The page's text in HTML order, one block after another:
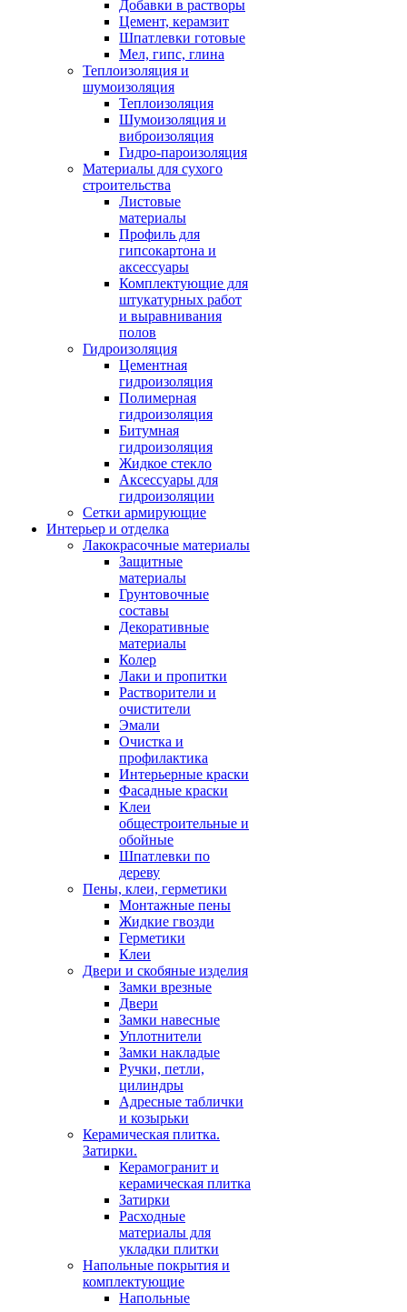
Добавки в растворы
Цемент, керамзит
Шпатлевки готовые
Мел, гипс, глина
Теплоизоляция и
шумоизоляция
Теплоизоляция
Шумоизоляция и
виброизоляция
Гидро-пароизоляция
Материалы для сухого
строительства
Листовые
материалы
Профиль для
гипсокартона и
аксессуары
Комплектующие для
штукатурных работ
и выравнивания
полов
Гидроизоляция
Цементная
гидроизоляция
Полимерная
гидроизоляция
Битумная
гидроизоляция
Жидкое стекло
Аксессуары для
гидроизоляции
Сетки армирующие
Интерьер и отделка
Лакокрасочные материалы
Защитные
материалы
Грунтовочные
составы
Декоративные
материалы
Колер
Лаки и пропитки
Растворители и
очистители
Эмали
Очистка и
профилактика
Интерьерные краски
Фасадные краски
Клеи
общестроительные и
обойные
Шпатлевки по
дереву
Пены, клеи, герметики
Монтажные пены
Жидкие гвозди
Герметики
Клеи
Двери и скобяные изделия
Замки врезные
Двери
Замки навесные
Уплотнители
Замки накладые
Ручки, петли,
цилиндры
Адресные таблички
и козырьки
Керамическая плитка.
Затирки.
Керамогранит и
керамическая плитка
Затирки
Расходные
материалы для
укладки плитки
Напольные покрытия и
комплектующие
Напольные